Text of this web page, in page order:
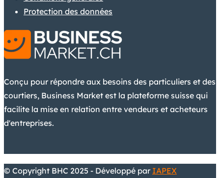
Protection des données
Conçu pour répondre aux besoins des particuliers et des
courtiers, Business Market est la plateforme suisse qui
facilite la mise en relation entre vendeurs et acheteurs
d'entreprises.
© Copyright BHC 2025 - Développé par IAPEX